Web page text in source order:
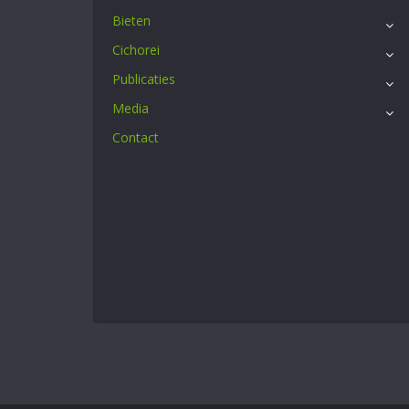
Bieten
Cichorei
Publicaties
Media
Contact